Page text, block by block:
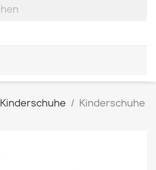
Kinderschuhe
Kinderschuhe